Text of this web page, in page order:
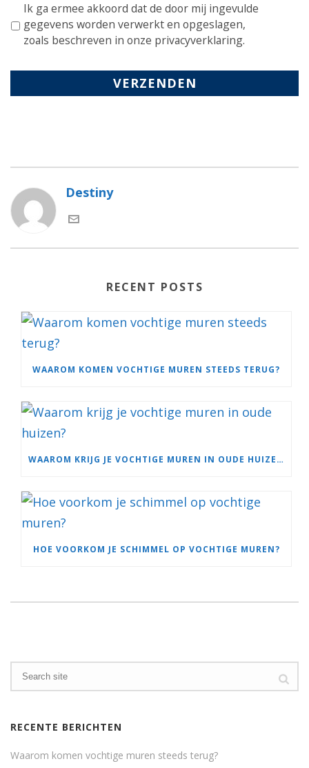
Ik ga ermee akkoord dat de door mij ingevulde
gegevens worden verwerkt en opgeslagen,
zoals beschreven in onze privacyverklaring.
Destiny
RECENT POSTS
WAAROM KOMEN VOCHTIGE MUREN STEEDS TERUG?
WAAROM KRIJG JE VOCHTIGE MUREN IN OUDE HUIZEN?
HOE VOORKOM JE SCHIMMEL OP VOCHTIGE MUREN?
RECENTE BERICHTEN
Waarom komen vochtige muren steeds terug?